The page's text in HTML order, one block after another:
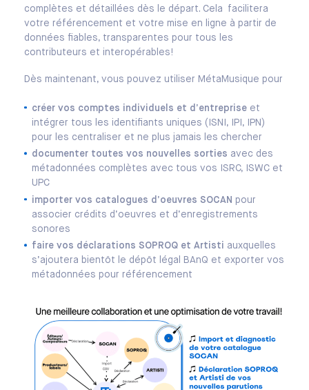
complètes et détaillées dès le départ. Cela facilitera
votre référencement et votre mise en ligne à partir de
données fiables, transparentes pour tous les
contributeurs et interopérables!
Dès maintenant, vous pouvez utiliser MétaMusique pour
créer vos comptes individuels et d’entrepriseet
intégrer tous les identifiants uniques (ISNI, IPI, IPN)
pour les centraliser et ne plus jamais les chercher
documenter toutes vos nouvelles sorties avec des
métadonnées complètes avec tous vos ISRC, ISWC et
UPC
importer vos catalogues d’oeuvres SOCAN pour
associer crédits d’oeuvres et d’enregistrements
sonores
faire vos déclarations SOPROQ et Artisti auxquelles
s’ajoutera bientôt le dépôt légal BAnQ et exporter vos
métadonnées pour référencement